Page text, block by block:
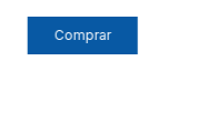
Comprar